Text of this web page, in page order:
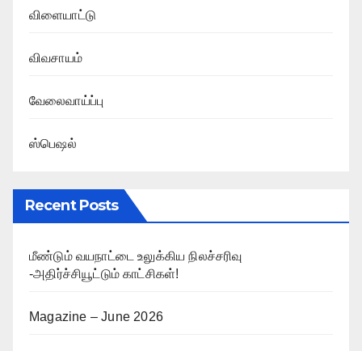
விளையாட்டு
விவசாயம்
வேலைவாய்ப்பு
ஸ்பெஷல்
Recent Posts
மீண்டும் வயநாட்டை உலுக்கிய நிலச்சரிவு
-அதிர்ச்சியூட்டும் காட்சிகள்!
Magazine – June 2026